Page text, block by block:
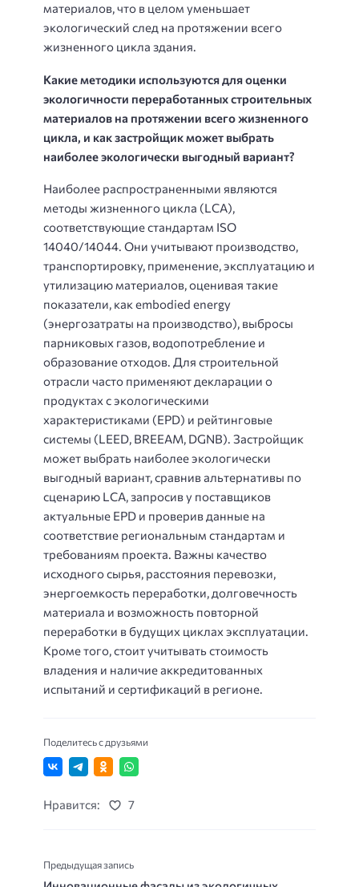
материалов, что в целом уменьшает
экологический след на протяжении всего
жизненного цикла здания.
Какие методики используются для оценки
экологичности переработанных строительных
материалов на протяжении всего жизненного
цикла, и как застройщик может выбрать
наиболее экологически выгодный вариант?
Наиболее распространенными являются
методы жизненного цикла (LCA),
соответствующие стандартам ISO
14040/14044. Они учитывают производство,
транспортировку, применение, эксплуатацию и
утилизацию материалов, оценивая такие
показатели, как embodied energy
(энергозатраты на производство), выбросы
парниковых газов, водопотребление и
образование отходов. Для строительной
отрасли часто применяют декларации о
продуктах с экологическими
характеристиками (EPD) и рейтинговые
системы (LEED, BREEAM, DGNB). Застройщик
может выбрать наиболее экологически
выгодный вариант, сравнив альтернативы по
сценарию LCA, запросив у поставщиков
актуальные EPD и проверив данные на
соответствие региональным стандартам и
требованиям проекта. Важны качество
исходного сырья, расстояния перевозки,
энергоемкость переработки, долговечность
материала и возможность повторной
переработки в будущих циклах эксплуатации.
Кроме того, стоит учитывать стоимость
владения и наличие аккредитованных
испытаний и сертификаций в регионе.
Поделитесь с друзьями
Нравится: 7
Предыдущая запись